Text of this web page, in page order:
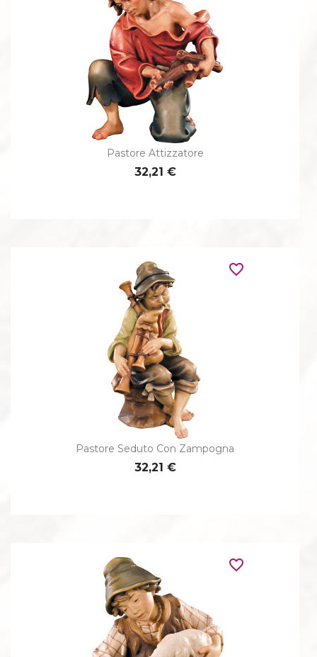
Pastore Attizzatore
32,21 €
Pastore Seduto Con Zampogna
32,21 €
favorite_border
favorite_border